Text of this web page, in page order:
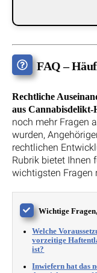
FAQ –
Rechtliche
aus Cannabisdelikt-
noch mehr Fragen
wurden,
rechtlichen
Rubrik bietet Ihnen
wichtigsten Fragen
Wichtige
Welche
vorzeitige
ist?
Inwiefern hat das